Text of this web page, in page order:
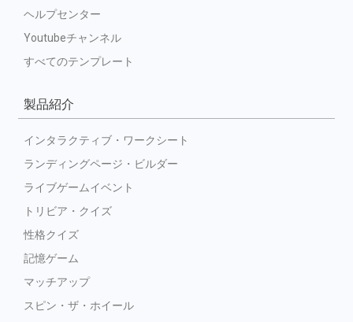
ヘルプセンター
Youtubeチャンネル
すべてのテンプレート
製品紹介
インタラクティブ・ワークシート
ランディングページ・ビルダー
ライブゲームイベント
トリビア・クイズ
性格クイズ
記憶ゲーム
マッチアップ
スピン・ザ・ホイール